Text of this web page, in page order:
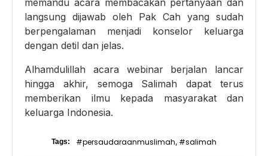
memandu acara membacakan pertanyaan dan
langsung dijawab oleh Pak Cah yang sudah
berpengalaman menjadi konselor keluarga
dengan detil dan jelas.
Alhamdulillah acara webinar berjalan lancar
hingga akhir, semoga Salimah dapat terus
memberikan ilmu kepada masyarakat dan
keluarga Indonesia.
Tags: #persaudaraanmuslimah, #salimah